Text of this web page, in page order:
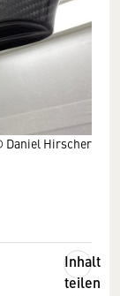
Daniel Hirscher
Inhalt
teilen